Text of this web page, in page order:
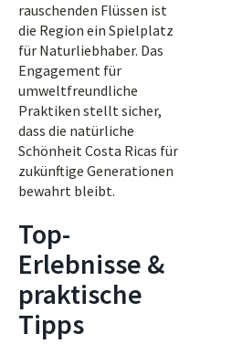
rauschenden Flüssen ist
die Region ein Spielplatz
für Naturliebhaber. Das
Engagement für
umweltfreundliche
Praktiken stellt sicher,
dass die natürliche
Schönheit Costa Ricas für
zukünftige Generationen
bewahrt bleibt.
Top-
Erlebnisse &
praktische
Tipps